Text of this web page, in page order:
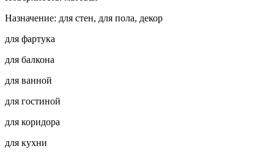
Назначение: для стен, для пола, декор
для фартука
для балкона
для ванной
для гостиной
для коридора
для кухни